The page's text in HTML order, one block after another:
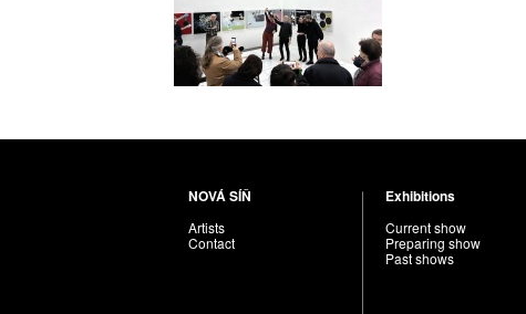
NOVÁ SÍŇ
Artists
Contact
Exhibitions
Current show
Preparing show
Past shows